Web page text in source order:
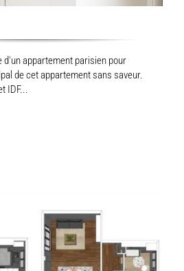
appartement parisien pour
de cet appartement sans saveur.
IDF...